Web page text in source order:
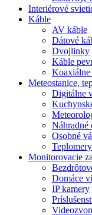
Interiérové
Káble
AV káble
Dátové
Dvojlinky
Káble
Koaxiálne
Meteostanice,
Digitálne
Náhradné
Osobné
Teplomery
Monitorovacie
Domáce
IP kamery